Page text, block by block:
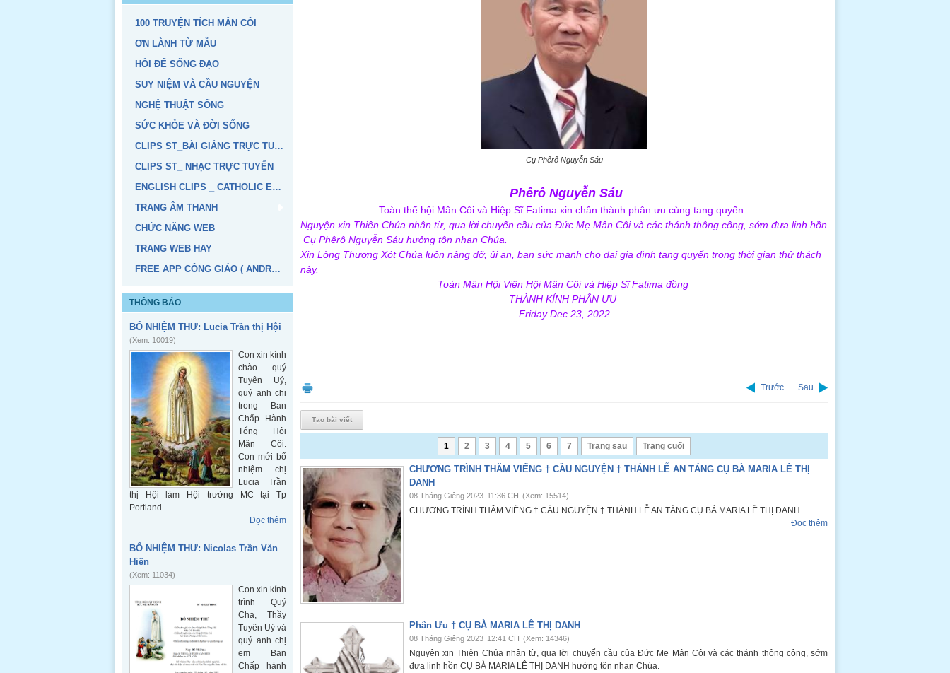
100 TRUYỆN TÍCH MÂN CÔI
ƠN LÀNH TỪ MẪU
HỎI ĐỂ SỐNG ĐẠO
SUY NIỆM VÀ CẦU NGUYỆN
NGHỆ THUẬT SỐNG
SỨC KHỎE VÀ ĐỜI SỐNG
CLIPS ST_BÀI GIẢNG TRỰC TUYẾN
CLIPS ST_ NHẠC TRỰC TUYẾN
ENGLISH CLIPS _ CATHOLIC EDUCATION
TRANG ÂM THANH
CHỨC NĂNG WEB
TRANG WEB HAY
FREE APP CÔNG GIÁO ( ANDROID, IOS)
THÔNG BÁO
BỔ NHIỆM THƯ: Lucia Trần thị Hội
(Xem: 10019)
Con xin kính
chào quý
Tuyên Uý,
quý anh chị
trong Ban
Chấp Hành
Tổng Hội
Mân Côi.
Con mới bổ
nhiệm chị
Lucia Trần
thị Hội làm Hội trưởng MC tại Tp
Portland.
Đọc thêm
BỔ NHIỆM THƯ: Nicolas Trần Văn
Hiến
(Xem: 11034)
Con xin kính
trình Quý
Cha, Thầy
Tuyên Uý và
quý anh chị
em Ban
Chấp hành
Cụ Phêrô Nguyễn Sáu
Phêrô Nguyễn Sáu
Toàn thể hội Mân Côi và Hiệp Sĩ Fatima xin chân thành phân ưu cùng tang quyến.
Nguyện xin Thiên Chúa nhân từ, qua lời chuyển cầu của Đức Mẹ Mân Côi và các thánh thông công, sớm đưa linh hồn
Cụ Phêrô Nguyễn Sáu hưởng tôn nhan Chúa.
Xin Lòng Thương Xót Chúa luôn nâng đỡ, ủi an, ban sức mạnh cho đại gia đình tang quyến trong thời gian thử thách
này.
Toàn Mân Hội Viên Hội Mân Côi và Hiệp Sĩ Fatima đồng
THÀNH KÍNH PHÂN ƯU
Friday Dec 23, 2022
Trước Sau
Tạo bài viết
1 2 3 4 5 6 7 Trang sau Trang cuối
CHƯƠNG TRÌNH THĂM VIẾNG † CẦU NGUYỆN † THÁNH LỄ AN TÁNG CỤ BÀ MARIA LÊ THỊ
DANH
08 Tháng Giêng 2023 11:36 CH (Xem: 15514)
CHƯƠNG TRÌNH THĂM VIẾNG † CẦU NGUYỆN † THÁNH LỄ AN TÁNG CỤ BÀ MARIA LÊ THỊ DANH
Đọc thêm
Phân Ưu † CỤ BÀ MARIA LÊ THỊ DANH
08 Tháng Giêng 2023 12:41 CH (Xem: 14346)
Nguyện xin Thiên Chúa nhân từ, qua lời chuyển cầu của Đức Mẹ Mân Côi và các thánh thông công, sớm
đưa linh hồn CỤ BÀ MARIA LÊ THỊ DANH hưởng tôn nhan Chúa.